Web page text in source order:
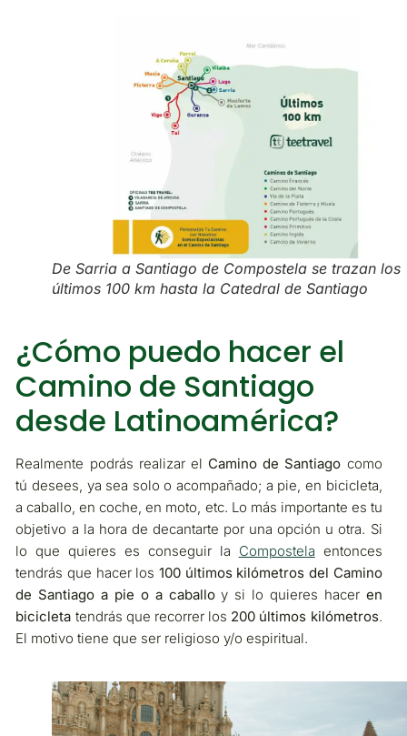
De Sarria a Santiago de Compostela se trazan los
últimos 100 km hasta la Catedral de Santiago
¿Cómo puedo hacer el
Camino de Santiago
desde Latinoamérica?
Realmente podrás realizar el Camino de Santiago como
tú desees, ya sea solo o acompañado; a pie, en bicicleta,
a caballo, en coche, en moto, etc. Lo más importante es tu
objetivo a la hora de decantarte por una opción u otra. Si
lo que quieres es conseguir la Compostela entonces
tendrás que hacer los 100 últimos kilómetros del Camino
de Santiago a pie o a caballoy si lo quieres hacer en
bicicleta tendrás que recorrer los 200 últimos kilómetros.
El motivo tiene que ser religioso y/o espiritual.